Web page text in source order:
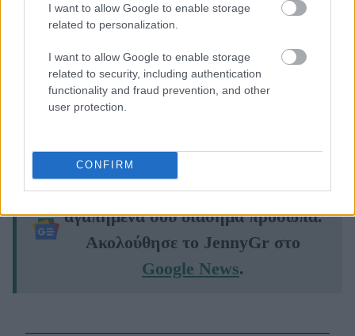
I want to allow Google to enable storage
related to personalization.
I want to allow Google to enable storage
related to security, including authentication
functionality and fraud prevention, and other
user protection.
CONFIRM
Μάθε τώρα όλα τα νέα για τα
αγαπημένα σου διάσημα πρόσωπα.
Ακολούθησε το JennyGr στο
Google News.